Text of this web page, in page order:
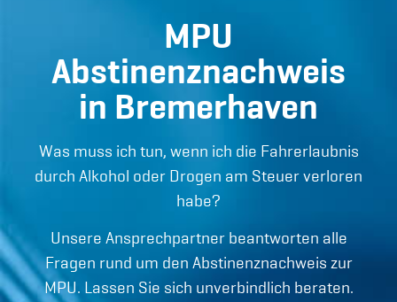
MPU
Abstinenznachweis
in Bremerhaven
Was muss ich tun, wenn ich die Fahrerlaubnis
durch Alkohol oder Drogen am Steuer verloren
habe?
Unsere Ansprechpartner beantworten alle
Fragen rund um den Abstinenznachweis zur
MPU. Lassen Sie sich unverbindlich beraten.